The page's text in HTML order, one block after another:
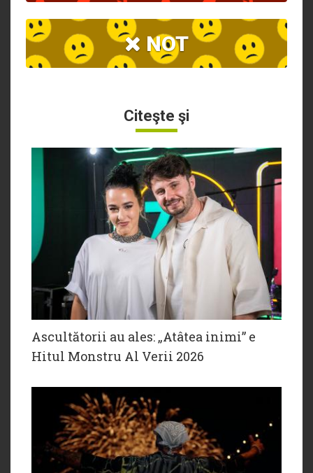
NOT
Citeşte şi
Ascultătorii au ales: „Atâtea inimi” e
Hitul Monstru Al Verii 2026